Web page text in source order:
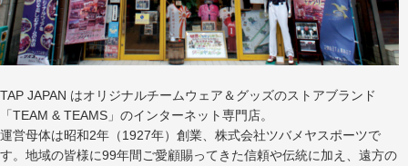
TAP JAPAN はオリジナルチームウェア＆グッズのストアブランド
「TEAM & TEAMS」のインターネット専門店。
運営母体は昭和2年（1927年）創業、株式会社ツバメヤスポーツで
す。地域の皆様に99年間ご愛顧賜ってきた信頼や伝統に加え、遠方の